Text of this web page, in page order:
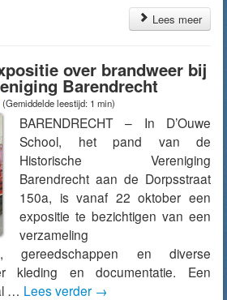
Lees meer
over brandweer bij
Barendrecht
(Gemiddelde leestijd: 1 min)
BARENDRECHT – In D’Ouwe
School, het pand van de
Historische Vereniging
Barendrecht aan de Dorpsstraat
150a, is vanaf 22 oktober een
expositie te bezichtigen van een
verzameling
gereedschappen en diverse
kleding en documentatie. Een
… Lees verder →